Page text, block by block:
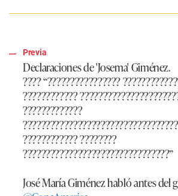
Previa
Declaraciones de 'Josema' Giménez.
???? “????????????????
????????????
?????????????
???????????? ????????
????????????????????????????????”
José María Giménez habló antes del